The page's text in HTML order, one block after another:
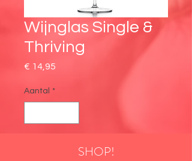
Wijnglas Single &
Thriving
€ 14,95
Aantal *
SHOP!